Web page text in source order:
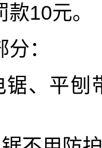
10元。
：
、平刨